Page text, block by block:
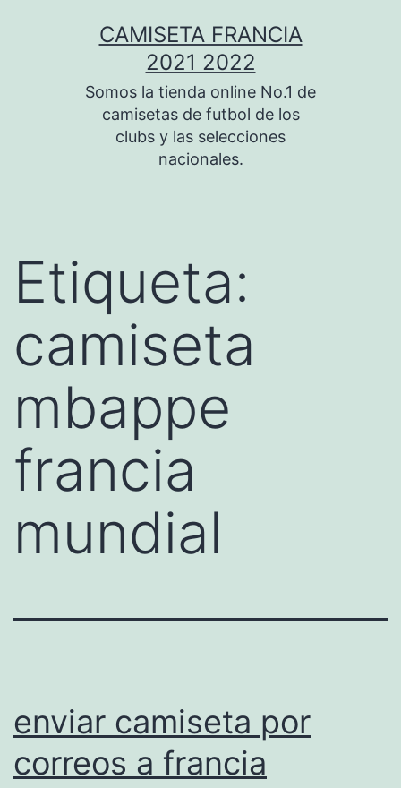
CAMISETA FRANCIA
2021 2022
Somos la tienda online No.1 de
camisetas de futbol de los
clubs y las selecciones
nacionales.
Etiqueta:
camiseta
mbappe
francia
mundial
enviar camiseta por
correos a francia